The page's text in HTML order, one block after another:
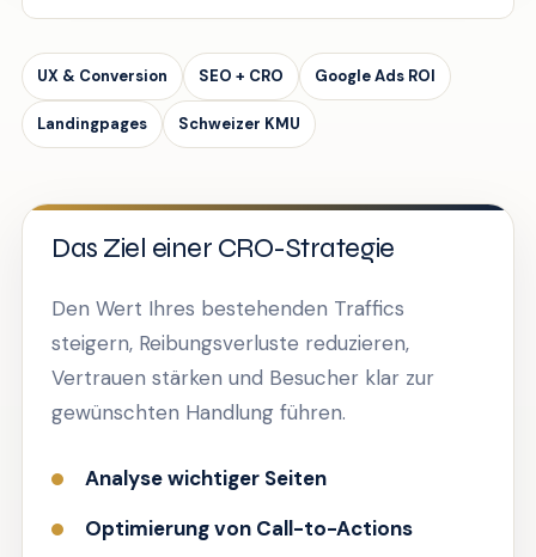
UX & Conversion SEO + CRO Google Ads ROI
Landingpages Schweizer KMU
Das Ziel einer CRO-Strategie
Den Wert Ihres bestehenden Traffics
steigern, Reibungsverluste reduzieren,
Vertrauen stärken und Besucher klar zur
gewünschten Handlung führen.
Analyse wichtiger Seiten
Optimierung von Call-to-Actions